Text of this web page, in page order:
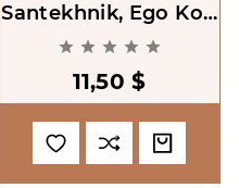
Santekhnik, Ego Kot,
Zhena I Drugie
Podrobnosti
[Plumber, His Cat,
Wife And Other
Details]
    
11,50 $